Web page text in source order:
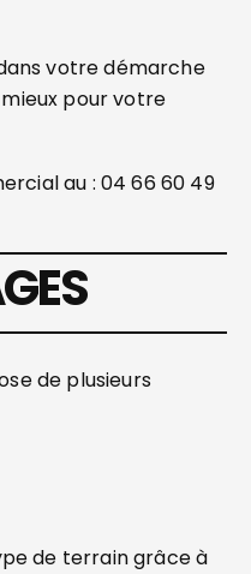
votre démarche
pour votre
au : 04 66 60 49
de plusieurs
de terrain grâce à